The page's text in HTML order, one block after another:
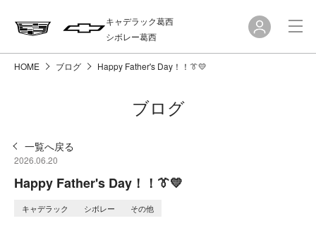
キャデラック葛西
シボレー葛西
HOME ブログ Happy Father's Day！！👔💛
ブログ
一覧へ戻る
2026.06.20
Happy Father's Day！！👔💛
キャデラック シボレー その他